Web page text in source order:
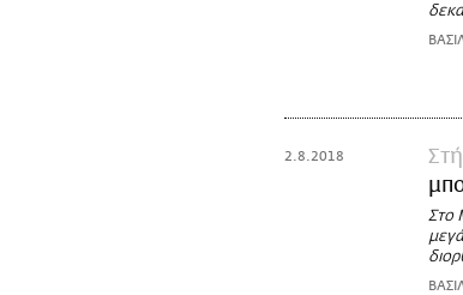
2.8.2018
Στο